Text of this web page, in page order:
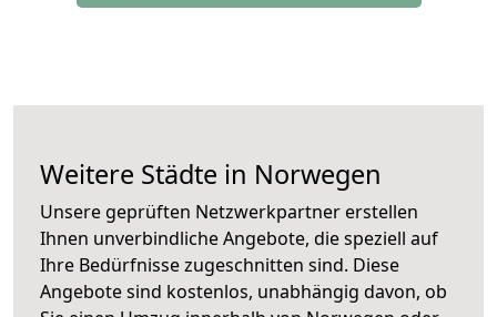
Weitere Städte in Norwegen
Unsere geprüften Netzwerkpartner erstellen
Ihnen unverbindliche Angebote, die speziell auf
Ihre Bedürfnisse zugeschnitten sind. Diese
Angebote sind kostenlos, unabhängig davon, ob